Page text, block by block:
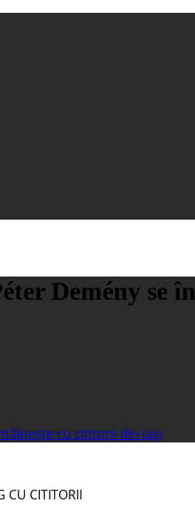
Demény se
cu cititorii din Iași
CU CITITORII